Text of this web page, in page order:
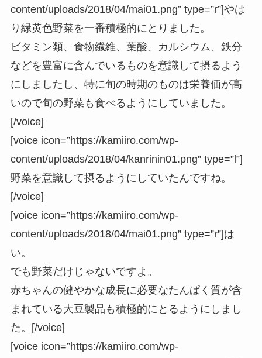
content/uploads/2018/04/mai01.png” type=”r”]やは
り緑黄色野菜を一番積極的にとりました。
ビタミン類、食物繊維、葉酸、カルシウム、鉄分
などを豊富に含んでいるものを意識して摂るよう
にしましたし、特に旬の時期のものは栄養価が高
いので旬の野菜も食べるようにしていました。
[/voice]
[voice icon=”https://kamiiro.com/wp-
content/uploads/2018/04/kanrinin01.png” type=”l”]
野菜を意識して摂るようにしていたんですね。
[/voice]
[voice icon=”https://kamiiro.com/wp-
content/uploads/2018/04/mai01.png” type=”r”]は
い。
でも野菜だけじゃないですよ。
赤ちゃんの健やかな成長に必要なたんぱく質が含
まれている大豆製品も積極的にとるようにしまし
た。[/voice]
[voice icon=”https://kamiiro.com/wp-